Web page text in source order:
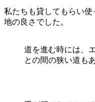
私たちも貸してもらい
地の良さでした。
道を進む時には、
との間の狭い道も